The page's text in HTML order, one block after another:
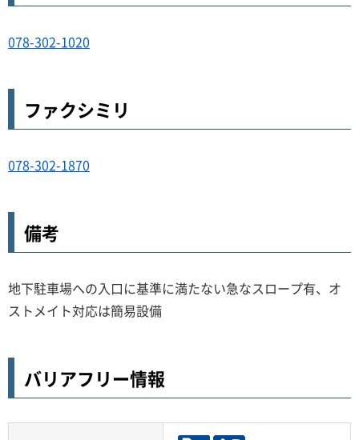
078-302-1020
ファクシミリ
078-302-1870
備考
地下駐車場への入口に基準に満たない急なスロープ有、オ
ストメイト対応は簡易設備
バリアフリー情報